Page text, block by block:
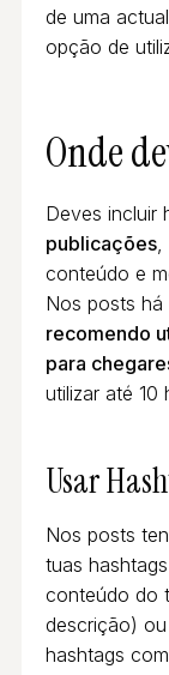
de uma
opção de
Onde
Deves incluir
publicações,
conteúdo e
Nos posts há
recomendo
para
utilizar até 10
Usar
Nos posts
tuas
conteúdo do
descrição)
hashtags